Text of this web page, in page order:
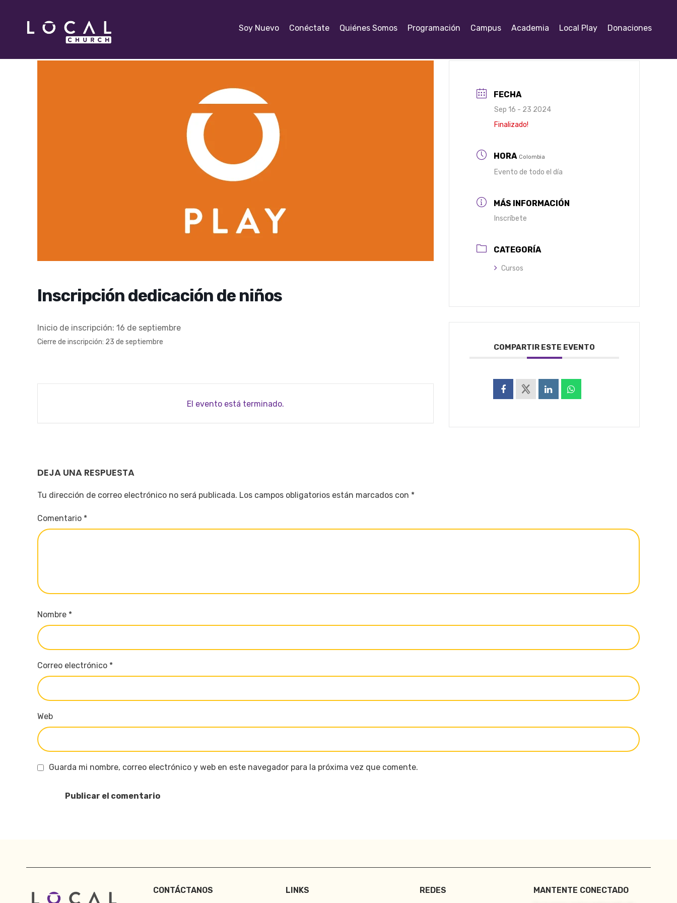
Soy Nuevo Conéctate Quiénes Somos Programación Campus Academia Local Play Donaciones
Inscripción dedicación de niños
Inicio de inscripción: 16 de septiembre
Cierre de inscripción: 23 de septiembre
El evento está terminado.
FECHA
Sep 16 - 23 2024
Finalizado!
HORA Colombia
Evento de todo el día
MÁS INFORMACIÓN
Inscríbete
CATEGORÍA
Cursos
COMPARTIR ESTE EVENTO
DEJA UNA RESPUESTA
Tu dirección de correo electrónico no será publicada. Los campos obligatorios están marcados con *
Comentario *
Nombre *
Correo electrónico *
Web
Guarda mi nombre, correo electrónico y web en este navegador para la próxima vez que comente.
CONTÁCTANOS LINKS REDES
MANTENTE CONECTADO